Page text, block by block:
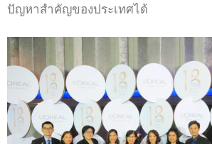
ปัญหาสำคัญของประเทศได้